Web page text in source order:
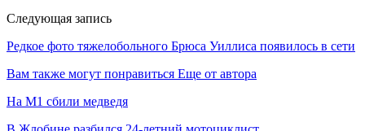
Следующая запись
Редкое фото тяжелобольного Брюса Уиллиса появилось в сети
Вам также могут понравиться Еще от автора
На М1 сбили медведя